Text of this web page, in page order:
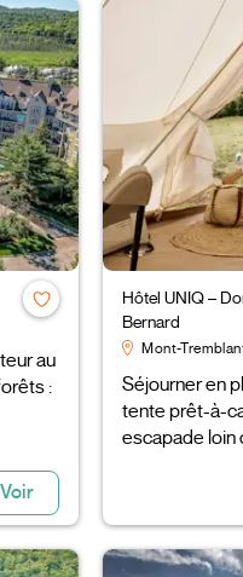
au
:
Voir
Hôtel UNIQ –
Bernard
Mont-
Séjourner en
tente prêt-à-
escapade loin